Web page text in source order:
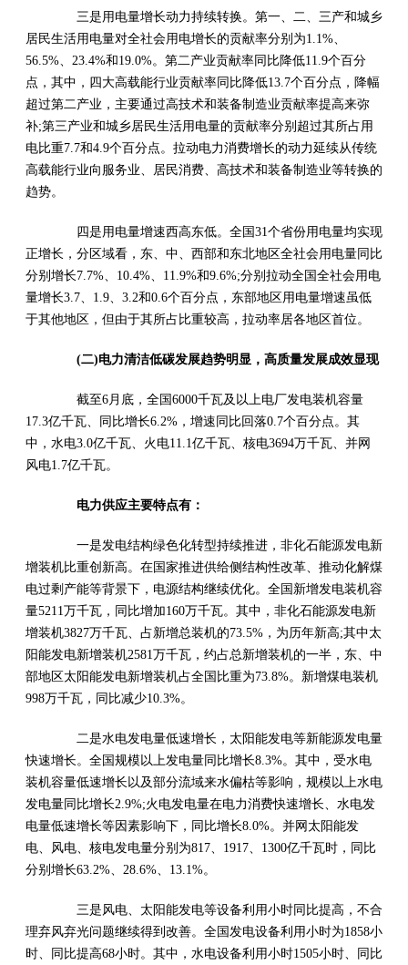
三是用电量增长动力持续转换。第一、二、三产和城乡
居民生活用电量对全社会用电增长的贡献率分别为1.1%、
56.5%、23.4%和19.0%。第二产业贡献率同比降低11.9个百分
点，其中，四大高载能行业贡献率同比降低13.7个百分点，降幅
超过第二产业，主要通过高技术和装备制造业贡献率提高来弥
补;第三产业和城乡居民生活用电量的贡献率分别超过其所占用
电比重7.7和4.9个百分点。拉动电力消费增长的动力延续从传统
高载能行业向服务业、居民消费、高技术和装备制造业等转换的
趋势。
四是用电量增速西高东低。全国31个省份用电量均实现
正增长，分区域看，东、中、西部和东北地区全社会用电量同比
分别增长7.7%、10.4%、11.9%和9.6%;分别拉动全国全社会用电
量增长3.7、1.9、3.2和0.6个百分点，东部地区用电量增速虽低
于其他地区，但由于其所占比重较高，拉动率居各地区首位。
(二)电力清洁低碳发展趋势明显，高质量发展成效显现
截至6月底，全国6000千瓦及以上电厂发电装机容量
17.3亿千瓦、同比增长6.2%，增速同比回落0.7个百分点。其
中，水电3.0亿千瓦、火电11.1亿千瓦、核电3694万千瓦、并网
风电1.7亿千瓦。
电力供应主要特点有：
一是发电结构绿色化转型持续推进，非化石能源发电新
增装机比重创新高。在国家推进供给侧结构性改革、推动化解煤
电过剩产能等背景下，电源结构继续优化。全国新增发电装机容
量5211万千瓦，同比增加160万千瓦。其中，非化石能源发电新
增装机3827万千瓦、占新增总装机的73.5%，为历年新高;其中太
阳能发电新增装机2581万千瓦，约占总新增装机的一半，东、中
部地区太阳能发电新增装机占全国比重为73.8%。新增煤电装机
998万千瓦，同比减少10.3%。
二是水电发电量低速增长，太阳能发电等新能源发电量
快速增长。全国规模以上发电量同比增长8.3%。其中，受水电
装机容量低速增长以及部分流域来水偏枯等影响，规模以上水电
发电量同比增长2.9%;火电发电量在电力消费快速增长、水电发
电量低速增长等因素影响下，同比增长8.0%。并网太阳能发
电、风电、核电发电量分别为817、1917、1300亿千瓦时，同比
分别增长63.2%、28.6%、13.1%。
三是风电、太阳能发电等设备利用小时同比提高，不合
理弃风弃光问题继续得到改善。全国发电设备利用小时为1858小
时、同比提高68小时。其中，水电设备利用小时1505小时、同比